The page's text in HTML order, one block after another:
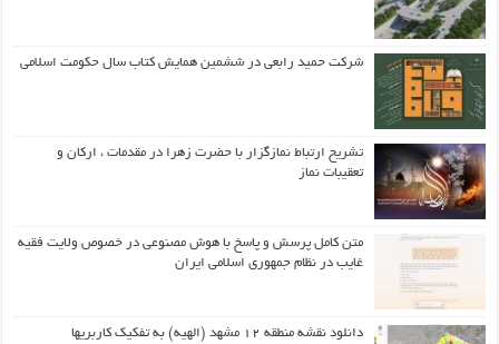
شرکت حمید رابعی در ششمین همایش کتاب سال حکومت اسلامی
تشریح ارتباط نمازگزار با حضرت زهرا در مقدمات ، ارکان و
تعقیبات نماز
متن کامل پرسش و پاسخ با هوش مصنوعی در خصوص ولایت فقیه
غایب در نظام جمهوری اسلامی ایران
دانلود نقشه منطقه ۱۲ مشهد (الهیه) به تفکیک کاربریها